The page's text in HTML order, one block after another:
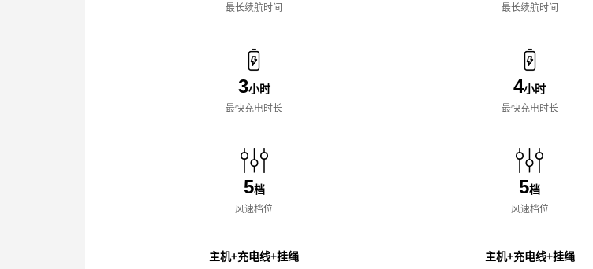
最长续航时间
3小时
最快充电时长
5档
风速档位
主机+充电线+挂绳
最长续航时间
4小时
最快充电时长
5档
风速档位
主机+充电线+挂绳